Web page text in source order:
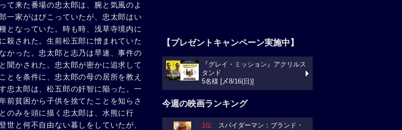
て来た番場の忠太郎は、腕と気風のよ
一家がはびこっていたが、忠太郎はい
となっていた。時も時、浅草寺境内に
殺された。生前松五郎に憎まれていた
かった。忠太郎と志乃は早速、事件の
聞かされた。忠太郎が密かに追求して
とを条件に、忠太郎の母の居所を教え
忠太郎は、松五郎の奸智に陥った。一
前貧困から子供を捨てたことを知らさ
のみを頭に描く忠太郎は、水熊に行
世と何不自由ない暮しをしていたが、
【プレゼントキャンペーン実施中】
『グレイ・ミッション』アクリルス
タンド
5名様 [〆8/16(日)]
今週の映画ランキング
1位 スパイダーマン：ブランド・